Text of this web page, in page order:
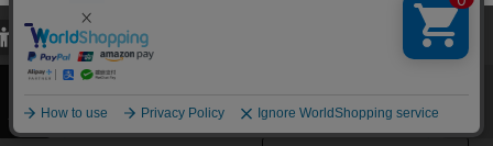
再検索はこちら
再検索はこちら
4,950円
4.8
カートに入れる
（36）
当サイトでは、当サイト内における閲覧履歴・属性情報などの取得およ
び利便性向上のためにクッキー（Cookie）を使用いたします。詳細に
関しては「プライバシーポリシー
承諾する